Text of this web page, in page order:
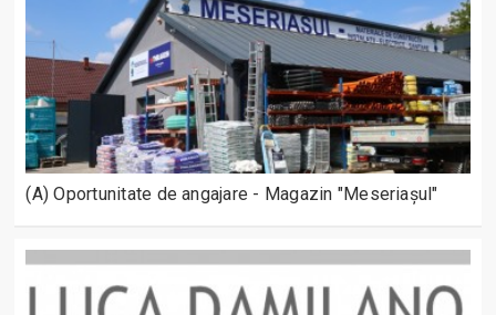
(A) Oportunitate de angajare - Magazin "Meseriașul"